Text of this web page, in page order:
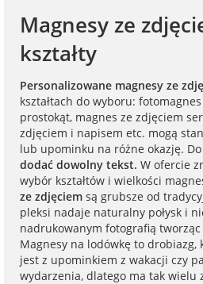
Kubki
personalizowane
Koszulki
personalizowane
Fartuchy
personalizowane
Torby
personalizowane
na roczek
na 18 urodziny
na 30 urodziny
na 40 urodziny
na 50 urodziny
dla babci
dla dziadka
dla dziecka
dla ucznia
dla nauczyciela
dla miłośników
Magnesy ze
kształty
Personalizowane magnesy ze
kształtach do wyboru:
prostokąt, magnes ze zdjęciem
zdjęciem i napisem etc. mogą
lub upominku na różne okazję.
dodać dowolny tekst. W ofercie
wybór kształtów i wielkości
ze zdjęciem są grubsze od
pleksi nadaje naturalny połysk i
nadrukowanym fotografią
Magnesy na lodówkę to drobiazg,
jest z upominkiem z wakacji czy
wydarzenia, dlatego ma tak wielu